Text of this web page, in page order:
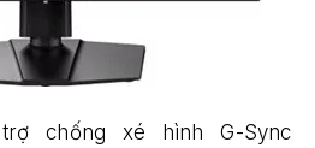
chống xé hình G-Sync